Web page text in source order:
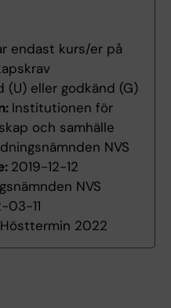
endast kurs/er på
(U) eller godkänd (G)
Institutionen för
och samhälle
NVS
2019-12-12
NVS
03-11
Hösttermin 2022